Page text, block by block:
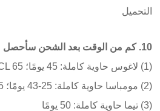
التحميل
10. كم من الوقت بعد الشحن سأحصل على البضائع؟
(1) لاغوس حاوية كاملة: 45 يومًا؛ LCL 65 يومًا
(2) مومباسا حاوية كاملة: 25-43 يومًا؛ LCL 45 يومًا
(3) تيما حاوية كاملة: 50 يومًا